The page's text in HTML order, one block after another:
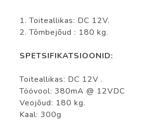
1.Toiteallikas: DC 12V.
2.Tõmbejõud : 180 kg.
SPETSIFIKATSIOONID:
Toiteallikas: DC 12V .
Töövool: 380mA @ 12VDC
Veojõud: 180 kg.
Kaal: 300g